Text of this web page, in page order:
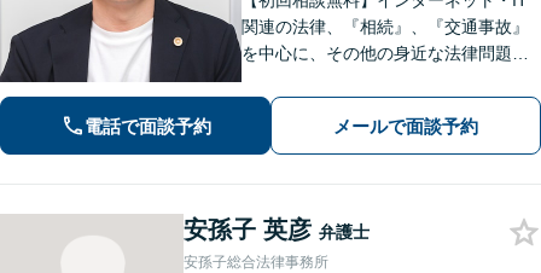
関連の法律、『相続』、『交通事故』
を中心に、その他の身近な法律問題も
ず、まずはお気軽にご相談ください
【オンライン相談可能】【完全個室】
【駐車場あり】【山形駅11分】
電話で面談予約 メールで面談予約
安孫子 英彦 弁護士
安孫子総合法律事務所